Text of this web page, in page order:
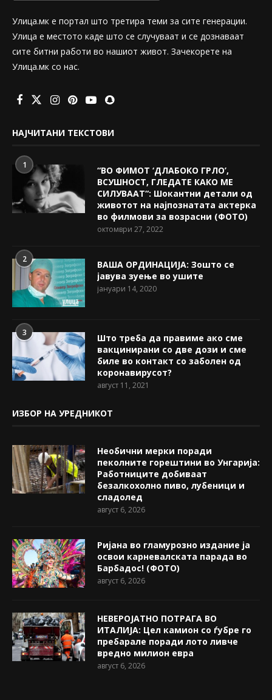
Улица.мк е портал што третира теми за сите генерации.
Улица е местото каде што се случуваат и се дознаваат
сите битни работи во нашиот живот. Зачекорете на
Улица.мк со нас.
НАЈЧИТАНИ ТЕКСТОВИ
1
“ВО ФИМОТ ‘ДЛАБОКО ГРЛО’,
ВСУШНОСТ, ГЛЕДАТЕ КАКО МЕ
СИЛУВААТ“: Шокантни детали од
животот на најпознатата актерка
во филмови за возрасни (ФОТО)
октомври 27, 2022
2
ВАША ОРДИНАЦИЈА: Зошто се
јавува зуење во ушите
јануари 14, 2020
3
Што треба да правиме ако сме
вакцинирани со две дози и сме
биле во контакт со заболен од
коронавирусот?
август 11, 2021
ИЗБОР НА УРЕДНИКОТ
Необични мерки поради
пеколните горештини во Унгарија:
Работниците добиваат
безалкохолно пиво, лубеници и
сладолед
август 6, 2026
Ријана во гламурозно издание ја
освои карневалската парада во
Барбадос! (ФОТО)
август 6, 2026
НЕВЕРОЈАТНО ПОТРАГА ВО
ИТАЛИЈА: Цел камион со ѓубре го
пребарале поради лото ливче
вредно милион евра
август 6, 2026